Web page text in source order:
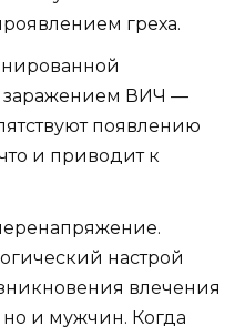
греха.
заражением ВИЧ —
появлению
и приводит к
настрой
влечения
и мужчин. Когда